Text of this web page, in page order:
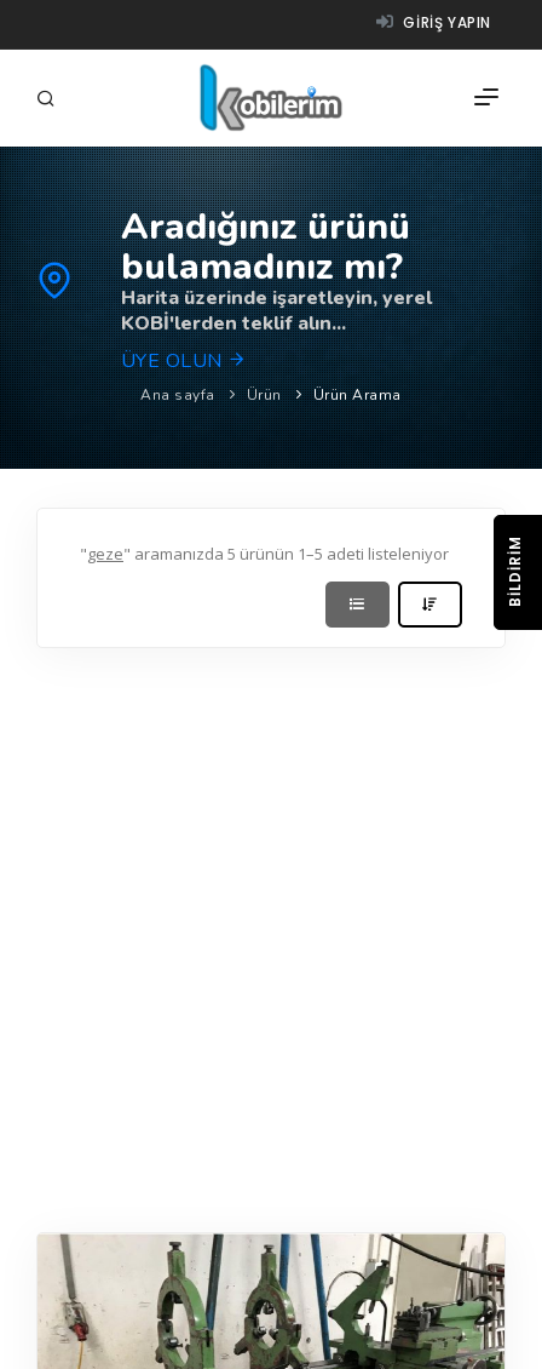
GIRIŞ YAPIN
FIRMALAR
ÜRÜNLER
NASIL ÇALIŞIR?
YARDIM
Aradığınız ürünü
bulamadınız mı?
Harita üzerinde işaretleyin, yerel
KOBİ'lerden teklif alın...
ÜYE OLUN
Ana sayfa Ürün Ürün Arama
"geze" aramanızda 5 ürünün 1–5 adeti listeleniyor BILDIRIM